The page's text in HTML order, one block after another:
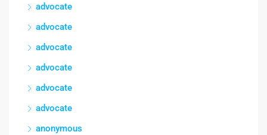
advocate
advocate
advocate
advocate
advocate
advocate
anonymous